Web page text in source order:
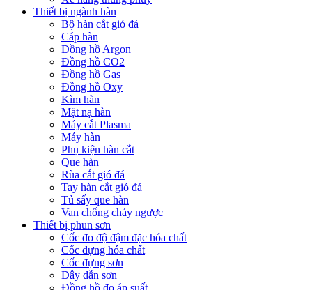
Thiết bị ngành hàn
Bộ hàn cắt gió đá
Cáp hàn
Đồng hồ Argon
Đồng hồ CO2
Đồng hồ Gas
Đồng hồ Oxy
Kìm hàn
Mặt nạ hàn
Máy cắt Plasma
Máy hàn
Phụ kiện hàn cắt
Que hàn
Rùa cắt gió đá
Tay hàn cắt gió đá
Tủ sấy que hàn
Van chống cháy ngược
Thiết bị phun sơn
Cốc đo độ đậm đặc hóa chất
Cốc đựng hóa chất
Cốc đựng sơn
Dây dẫn sơn
Đồng hồ đo áp suất